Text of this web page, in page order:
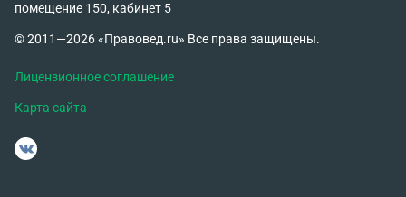
помещение 150, кабинет 5
© 2011—2026 «Правовед.ru» Все права защищены.
Лицензионное соглашение
Карта сайта